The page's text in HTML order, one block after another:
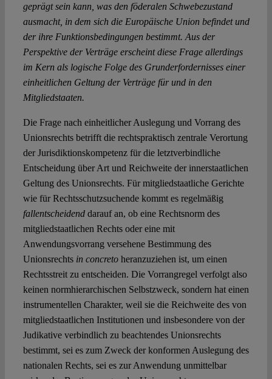
geprägt sein kann, was den föderalen Schwebezustand
ausmacht, in dem sich die Europäische Union befindet und
der ihre Funktionsbedingungen bestimmt. Aus der
Perspektive der Verträge erscheint diese Frage allerdings
im Kern als logische Folge des Grunderfordernisses einer
einheitlichen Geltung der Verträge für und in den
Mitgliedstaaten.
Die Frage nach einheitlicher Auslegung und Vorrang des
Unionsrechts betrifft die rechtspraktisch zentrale Verortung
der Jurisdiktionskompetenz für die letztverbindliche
Entscheidung über Art und Reichweite der innerstaatlichen
Geltung des Unionsrechts. Für mitgliedstaatliche Gerichte
wie für Rechtsschutzsuchende kommt es regelmäßig
fallentscheidenddarauf an, ob eine Rechtsnorm des
mitgliedstaatlichen Rechts oder eine mit
Anwendungsvorrang versehene Bestimmung des
Unionsrechts in concretoheranzuziehen ist, um einen
Rechtsstreit zu entscheiden. Die Vorrangregel verfolgt also
keinen normhierarchischen Selbstzweck, sondern hat einen
instrumentellen Charakter, weil sie die Reichweite des von
mitgliedstaatlichen Institutionen und insbesondere von der
Judikative verbindlich zu beachtendes Unionsrechts
bestimmt, sei es zum Zweck der konformen Auslegung des
nationalen Rechts, sei es zur Anwendung unmittelbar